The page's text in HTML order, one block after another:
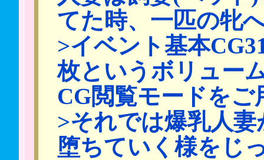
てた時、一匹の牝
>イベント基本
枚というボリュー
CG閲覧モードを
>それでは爆乳人
堕ちていく様をじ